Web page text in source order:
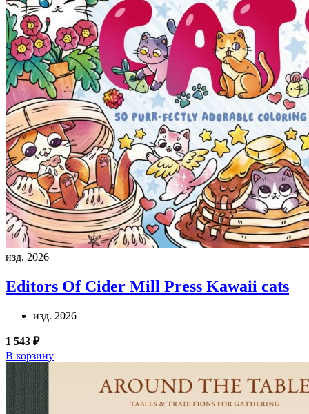
изд. 2026
Editors Of Cider Mill Press Kawaii cats
изд. 2026
1 543 ₽
В корзину